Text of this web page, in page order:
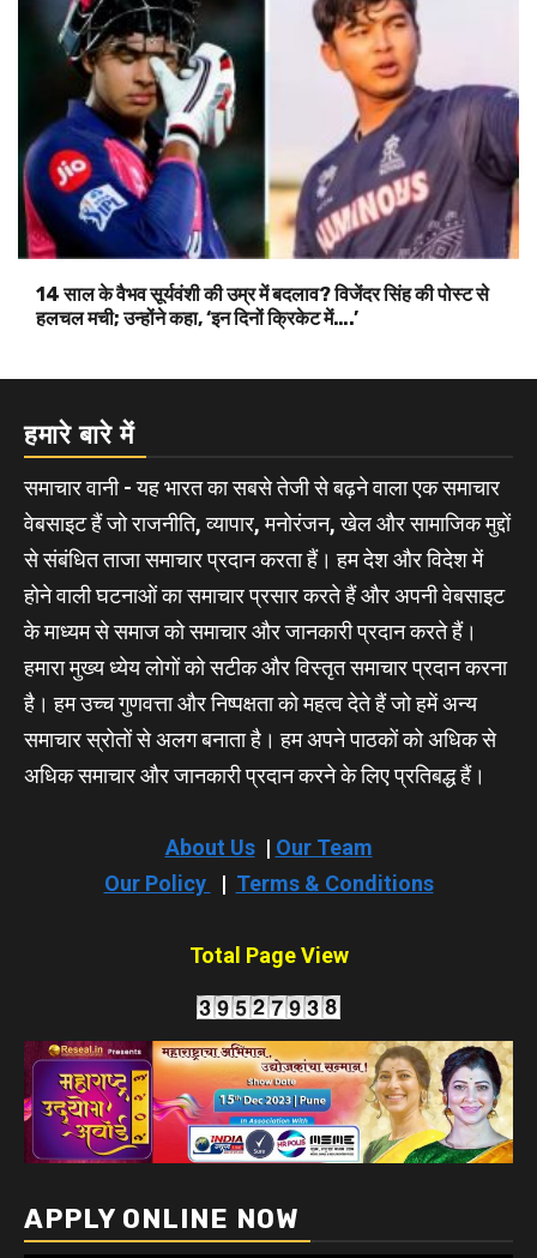
14 साल के वैभव सूर्यवंशी की उम्र में बदलाव? विजेंदर सिंह की पोस्ट से
हलचल मची; उन्होंने कहा, ‘इन दिनों क्रिकेट में….’
हमारे बारे में
समाचार वानी - यह भारत का सबसे तेजी से बढ़ने वाला एक समाचार
वेबसाइट हैं जो राजनीति, व्यापार, मनोरंजन, खेल और सामाजिक मुद्दों
से संबंधित ताजा समाचार प्रदान करता हैं। हम देश और विदेश में
होने वाली घटनाओं का समाचार प्रसार करते हैं और अपनी वेबसाइट
के माध्यम से समाज को समाचार और जानकारी प्रदान करते हैं।
हमारा मुख्य ध्येय लोगों को सटीक और विस्तृत समाचार प्रदान करना
है। हम उच्च गुणवत्ता और निष्पक्षता को महत्व देते हैं जो हमें अन्य
समाचार स्रोतों से अलग बनाता है। हम अपने पाठकों को अधिक से
अधिक समाचार और जानकारी प्रदान करने के लिए प्रतिबद्ध हैं।
About Us| Our Team
Our Policy
| Terms & Conditions
Total Page View
APPLY ONLINE NOW